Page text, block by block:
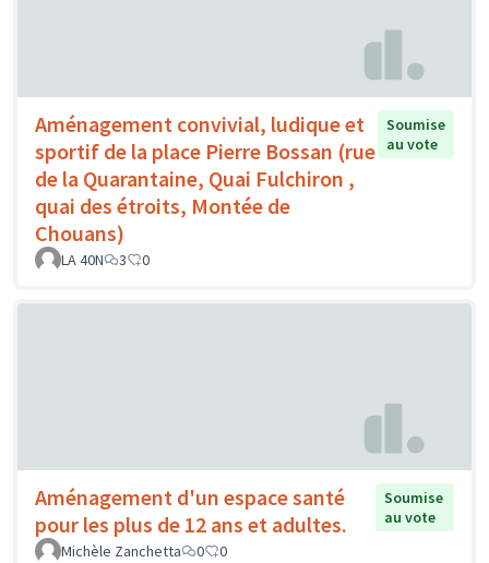
Aménagement convivial, ludique et
sportif de la place Pierre Bossan (rue
de la Quarantaine, Quai Fulchiron ,
quai des étroits, Montée de
Chouans)
Soumise
au vote
LA 40N 3 0
Aménagement d'un espace santé
pour les plus de 12 ans et adultes.
Soumise
au vote
Michèle Zanchetta
0 0